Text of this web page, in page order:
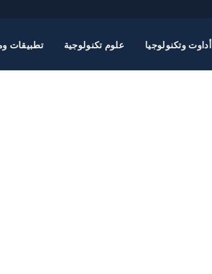
أداوت وتكنولوجيا علوم تكنولوجية تطبيقات